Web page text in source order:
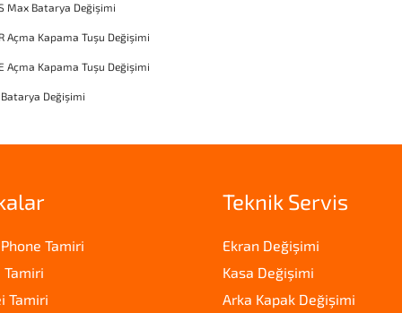
Max Batarya Değişimi
Açma Kapama Tuşu Değişimi
Açma Kapama Tuşu Değişimi
Değişimi
Tamiri
Tamiri
Tamiri
Teknik Servis
Ekran Değişimi
Kasa Değişimi
Arka Kapak Değişimi